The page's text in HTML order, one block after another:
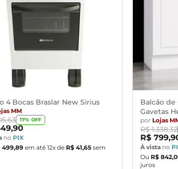
4 Bocas Braslar New Sirius
MM
,63 17% OFF
,90
no PIX
499,89 em até 12x de R$ 41,65 sem
Balcão de
Gavetas
por Lojas
R$ 1.338,32
R$ 799,
À vista no
Ou R$ 842,
juros